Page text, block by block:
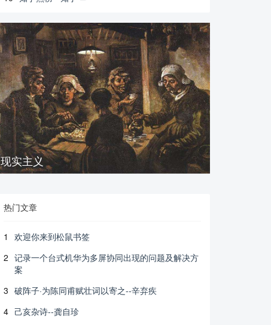
现实主义
热门文章
1
欢迎你来到松鼠书签
2 记录一个台式机华为多屏协同出现的问题及解决方
案
3 破阵子·为陈同甫赋壮词以寄之--辛弃疾
4 己亥杂诗--龚自珍